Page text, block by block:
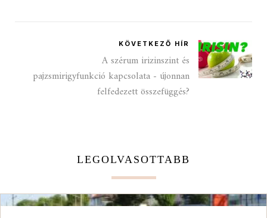
KÖVETKEZŐ HÍR
A szérum irizinszint és
pajzsmirigyfunkció kapcsolata - újonnan
felfedezett összefüggés?
LEGOLVASOTTABB